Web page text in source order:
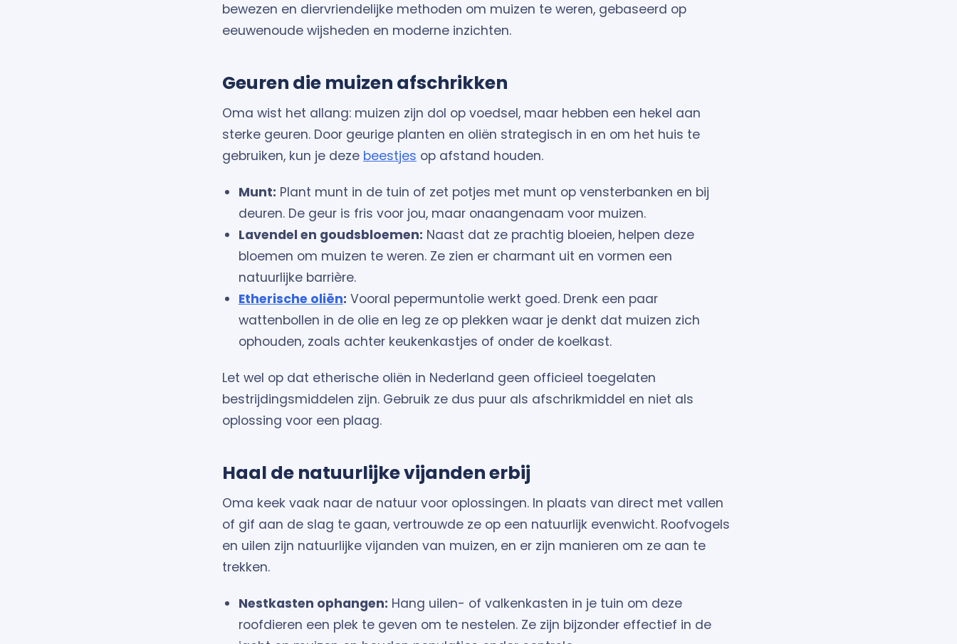
bewezen en diervriendelijke methoden om muizen te weren, gebaseerd op
eeuwenoude wijsheden en moderne inzichten.
Geuren die muizen afschrikken
Oma wist het allang: muizen zijn dol op voedsel, maar hebben een hekel aan
sterke geuren. Door geurige planten en oliën strategisch in en om het huis te
gebruiken, kun je deze beestjes op afstand houden.
Munt: Plant munt in de tuin of zet potjes met munt op vensterbanken en bij
deuren. De geur is fris voor jou, maar onaangenaam voor muizen.
Lavendel en goudsbloemen: Naast dat ze prachtig bloeien, helpen deze
bloemen om muizen te weren. Ze zien er charmant uit en vormen een
natuurlijke barrière.
Etherische oliën: Vooral pepermuntolie werkt goed. Drenk een paar
wattenbollen in de olie en leg ze op plekken waar je denkt dat muizen zich
ophouden, zoals achter keukenkastjes of onder de koelkast.
Let wel op dat etherische oliën in Nederland geen officieel toegelaten
bestrijdingsmiddelen zijn. Gebruik ze dus puur als afschrikmiddel en niet als
oplossing voor een plaag.
Haal de natuurlijke vijanden erbij
Oma keek vaak naar de natuur voor oplossingen. In plaats van direct met vallen
of gif aan de slag te gaan, vertrouwde ze op een natuurlijk evenwicht. Roofvogels
en uilen zijn natuurlijke vijanden van muizen, en er zijn manieren om ze aan te
trekken.
Nestkasten ophangen: Hang uilen- of valkenkasten in je tuin om deze
roofdieren een plek te geven om te nestelen. Ze zijn bijzonder effectief in de